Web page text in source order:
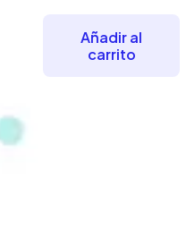
era:
$541.86.
Añadir al
carrito